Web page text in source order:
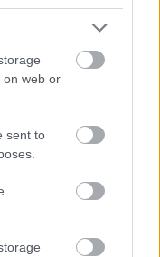
on web or
sent to
a